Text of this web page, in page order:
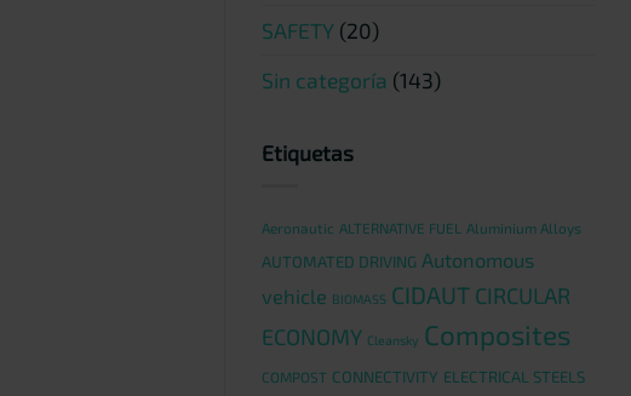
SAFETY (20)
Sin categoría (143)
Etiquetas
Aeronautic ALTERNATIVE FUEL Aluminium Alloys
AUTOMATED DRIVING Autonomous
vehicle BIOMASS CIDAUT CIRCULAR
ECONOMY Cleansky Composites
COMPOST CONNECTIVITY ELECTRICAL STEELS